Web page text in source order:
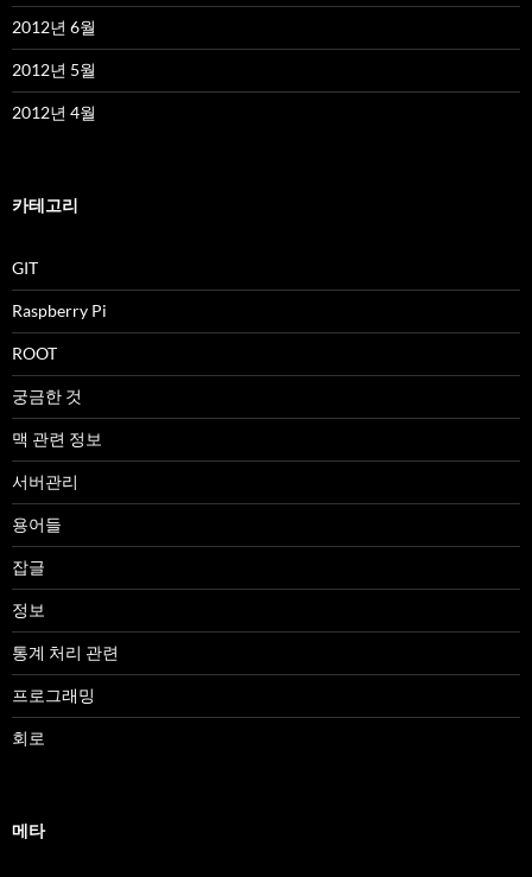
2012년 6월
2012년 5월
2012년 4월
카테고리
GIT
Raspberry Pi
ROOT
궁금한 것
맥 관련 정보
서버관리
용어들
잡글
정보
통계 처리 관련
프로그래밍
회로
메타